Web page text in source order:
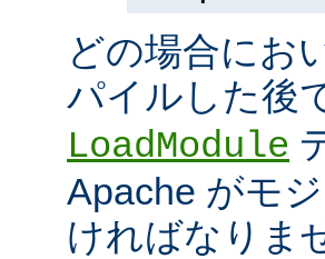
どの場合にお
パイルした後
LoadModule
Apache がモ
ければなりま